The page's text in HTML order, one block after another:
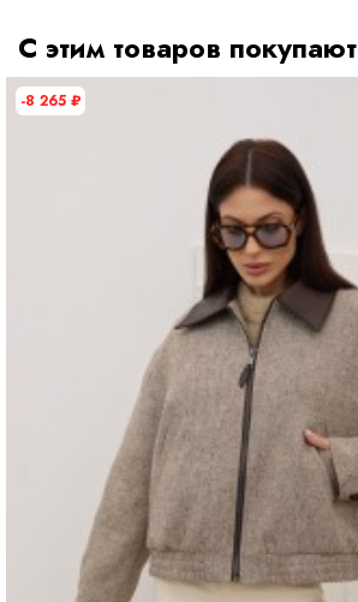
Дополнительная информация
174 см
Параметры модели на фото (ОГ-ОТ-ОБ)
100% синтепон
Материал подкладки 100% полиэстер
Страна производства Китай
Вид застежки Молния
С этим товаров покупают
-8 265 ₽